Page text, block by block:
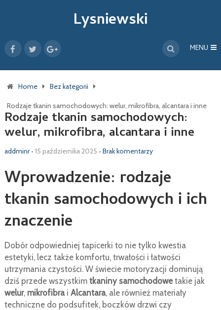
Lysniewski
MENU
Home Bez kategorii
Rodzaje tkanin samochodowych: welur, mikrofibra, alcantara i inne
Rodzaje tkanin samochodowych:
welur, mikrofibra, alcantara i inne
addminr • 15 października 2025 • Brak komentarzy
Wprowadzenie: rodzaje
tkanin samochodowych i ich
znaczenie
Dobór odpowiedniej tapicerki to nie tylko kwestia
estetyki, lecz także komfortu, trwałości i łatwości
utrzymania czystości. W świecie motoryzacji dominują
dziś przede wszystkim tkaniny samochodowetakie jak
welur, mikrofibrai Alcantara, ale również materiały
techniczne do podsufitek, boczków drzwi czy